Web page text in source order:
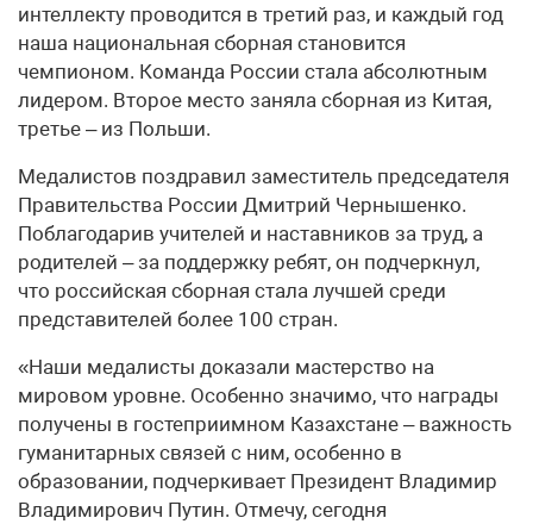
интеллекту проводится в третий раз, и каждый год
наша национальная сборная становится
чемпионом. Команда России стала абсолютным
лидером. Второе место заняла сборная из Китая,
третье – из Польши.
Медалистов поздравил заместитель председателя
Правительства России Дмитрий Чернышенко.
Поблагодарив учителей и наставников за труд, а
родителей – за поддержку ребят, он подчеркнул,
что российская сборная стала лучшей среди
представителей более 100 стран.
«Наши медалисты доказали мастерство на
мировом уровне. Особенно значимо, что награды
получены в гостеприимном Казахстане – важность
гуманитарных связей с ним, особенно в
образовании, подчеркивает Президент Владимир
Владимирович Путин. Отмечу, сегодня